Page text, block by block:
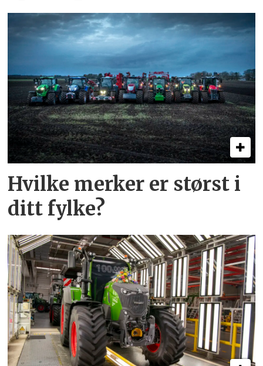
Hvilke merker er størst i
ditt fylke?